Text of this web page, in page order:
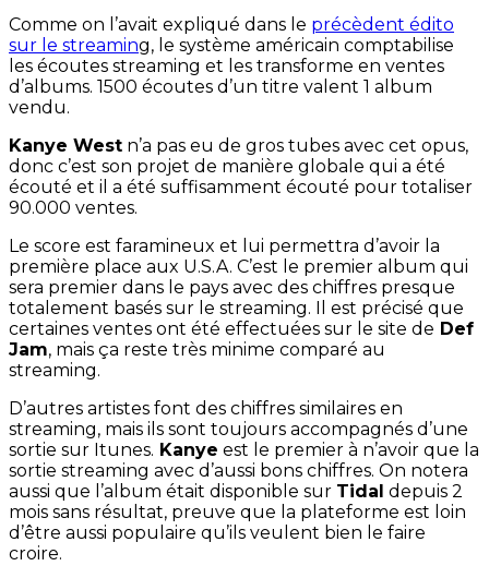
Comme on l’avait expliqué dans le précèdent édito
sur le streaming, le système américain comptabilise
les écoutes streaming et les transforme en ventes
d’albums. 1500 écoutes d’un titre valent 1 album
vendu.
Kanye West n’a pas eu de gros tubes avec cet opus,
donc c’est son projet de manière globale qui a été
écouté et il a été suffisamment écouté pour totaliser
90.000 ventes.
Le score est faramineux et lui permettra d’avoir la
première place aux U.S.A. C’est le premier album qui
sera premier dans le pays avec des chiffres presque
totalement basés sur le streaming. Il est précisé que
certaines ventes ont été effectuées sur le site de Def
Jam, mais ça reste très minime comparé au
streaming.
D’autres artistes font des chiffres similaires en
streaming, mais ils sont toujours accompagnés d’une
sortie sur Itunes. Kanye est le premier à n’avoir que la
sortie streaming avec d’aussi bons chiffres. On notera
aussi que l’album était disponible sur Tidal depuis 2
mois sans résultat, preuve que la plateforme est loin
d’être aussi populaire qu’ils veulent bien le faire
croire.